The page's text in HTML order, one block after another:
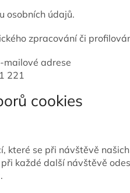
osobních údajů.
zpracování či
mailové adrese
221
cookies
které se při návštěvě
každé další návštěvě